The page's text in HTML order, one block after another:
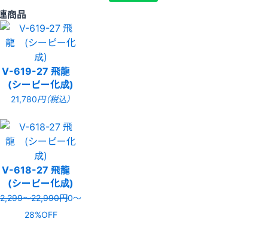
商品
V-619-27 飛龍
(シーピー化成)
21,780円（税込）
V-618-27 飛龍
(シーピー化成)
2,299〜22,990円0〜
28%OFF